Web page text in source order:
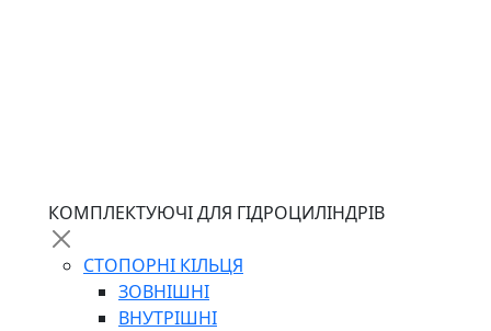
КОМПЛЕКТУЮЧІ ДЛЯ ГІДРОЦИЛІНДРІВ
СТОПОРНІ КІЛЬЦЯ
ЗОВНІШНІ
ВНУТРІШНІ